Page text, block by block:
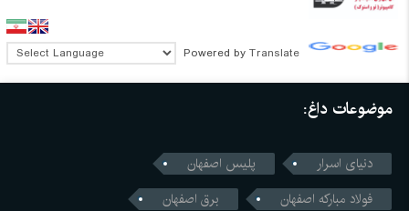
Powered by Translate
موضوعات داغ:
دنیای اسرار
پلیس اصفهان
فولاد مبارکه اصفهان
برق اصفهان